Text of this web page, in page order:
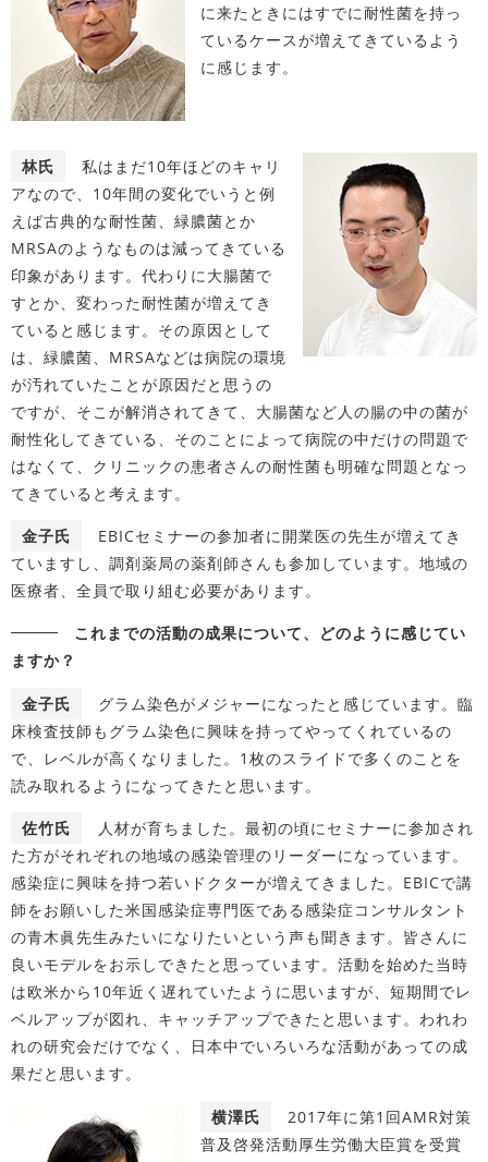
に来たときにはすでに耐性菌を持っ
ているケースが増えてきているよう
に感じます。
林氏
私はまだ10年ほどのキャリ
アなので、10年間の変化でいうと例
えば古典的な耐性菌、緑膿菌とか
MRSAのようなものは減ってきている
印象があります。代わりに大腸菌で
すとか、変わった耐性菌が増えてき
ていると感じます。その原因として
は、緑膿菌、MRSAなどは病院の環境
が汚れていたことが原因だと思うの
ですが、そこが解消されてきて、大腸菌など人の腸の中の菌が
耐性化してきている、そのことによって病院の中だけの問題で
はなくて、クリニックの患者さんの耐性菌も明確な問題となっ
てきていると考えます。
金子氏
EBICセミナーの参加者に開業医の先生が増えてき
ていますし、調剤薬局の薬剤師さんも参加しています。地域の
医療者、全員で取り組む必要があります。
これまでの活動の成果について、どのように感じてい
ますか？
金子氏
グラム染色がメジャーになったと感じています。臨
床検査技師もグラム染色に興味を持ってやってくれているの
で、レベルが高くなりました。1枚のスライドで多くのことを
読み取れるようになってきたと思います。
佐竹氏
人材が育ちました。最初の頃にセミナーに参加され
た方がそれぞれの地域の感染管理のリーダーになっています。
感染症に興味を持つ若いドクターが増えてきました。EBICで講
師をお願いした米国感染症専門医である感染症コンサルタント
の青木眞先生みたいになりたいという声も聞きます。皆さんに
良いモデルをお示しできたと思っています。活動を始めた当時
は欧米から10年近く遅れていたように思いますが、短期間でレ
ベルアップが図れ、キャッチアップできたと思います。われわ
れの研究会だけでなく、日本中でいろいろな活動があっての成
果だと思います。
横澤氏
2017年に第1回AMR対策
普及啓発活動厚生労働大臣賞を受賞